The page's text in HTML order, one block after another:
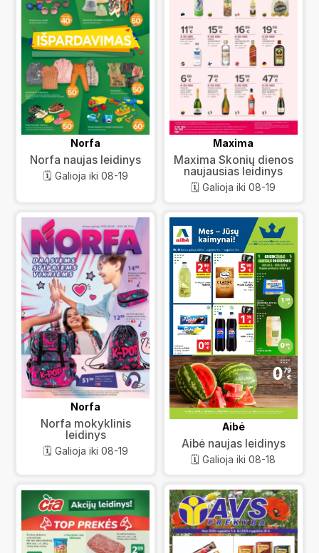
Norfa
Norfa naujas leidinys
🗓️ Galioja iki 08-19
Maxima
Maxima Skonių dienos
naujausias leidinys
🗓️ Galioja iki 08-19
Norfa
Norfa mokyklinis
leidinys
🗓️ Galioja iki 08-19
Aibė
Aibė naujas leidinys
🗓️ Galioja iki 08-18